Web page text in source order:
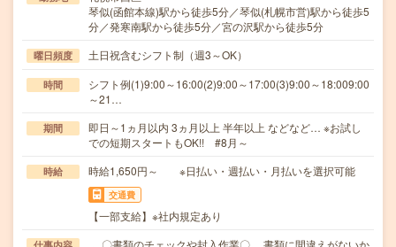
琴似(函館本線)駅から徒歩5分／琴似(札幌市営)駅から徒歩5
分／発寒南駅から徒歩5分／宮の沢駅から徒歩5分
曜日頻度 土日祝含むシフト制（週3～OK）
時間
シフト例(1)9:00～16:00(2)9:00～17:00(3)9:00～18:009:00
～21…
期間
即日～1ヵ月以内 3ヵ月以上 半年以上 などなど… ※お試し
での短期スタートもOK!! #8月～
時給 時給1,650円～ ※日払い・週払い・月払いを選択可能
交通費
【一部支給】※社内規定あり
.。〇書類のチェックや封入作業〇。.書類に間違えがないか